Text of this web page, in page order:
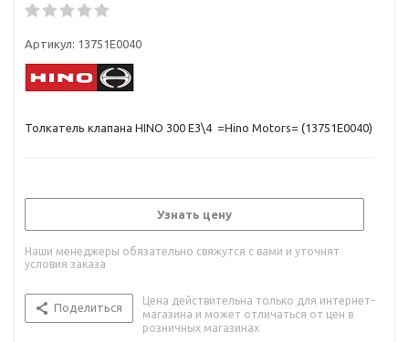
Артикул: 13751E0040
Толкатель клапана HINO 300 Е3\4 =Hino Motors= (13751E0040)
Узнать цену
Наши менеджеры обязательно свяжутся с вами и уточнят
условия заказа
Поделиться
Цена действительна только для интернет-
магазина и может отличаться от цен в
розничных магазинах